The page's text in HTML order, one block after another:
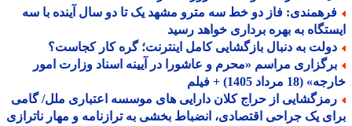
فاز دو خط سه مترو مشهد یک تا دو سال آینده با سه
به بهره برداری خواهد رسید
به دنبال بازگشایی کامل اینترنت؛ گره کار کجاست؟
مراسم «محرم و عاشورا در آیینه اسناد وزارت امور
مرداد 1405) + فیلم
از حراج کلان دارایی های موسسه اعتباری ملل/ گامی
یک جراحی اقتصادی، انضباط بخشی به ترازنامه و مهار ناترازی